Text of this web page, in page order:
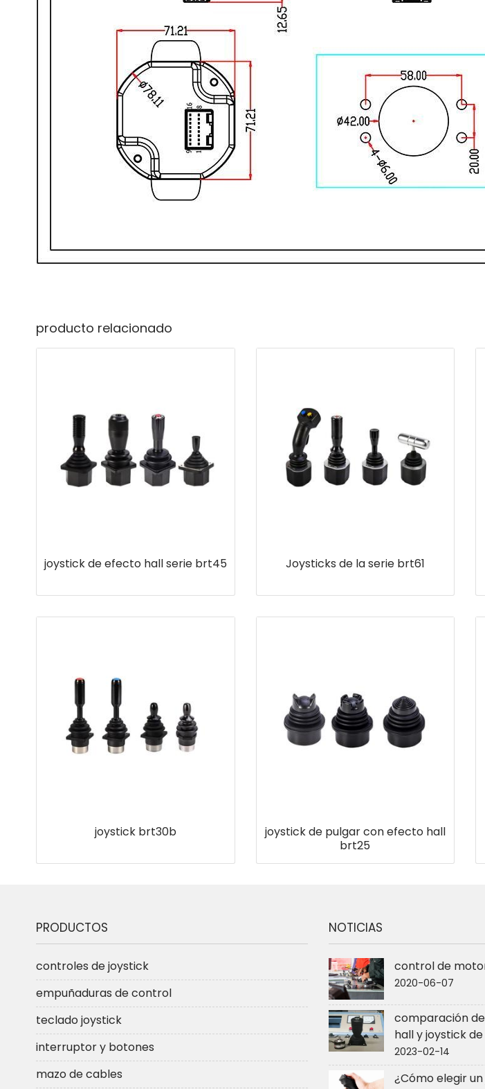
producto relacionado
joystick de efecto hall serie brt45 Joysticks de la serie brt61
joystick brt30b
joystick de pulgar con efecto hall
brt25
PRODUCTOS
controles de joystick
empuñaduras de control
teclado joystick
interruptor y botones
mazo de cables
NOTICIAS
control de
2020-06-07
comparación
hall y joystick
2023-02-14
¿Cómo elegir